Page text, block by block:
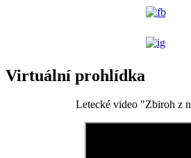
Virtuální prohlídka
Letecké video "Zbiroh z